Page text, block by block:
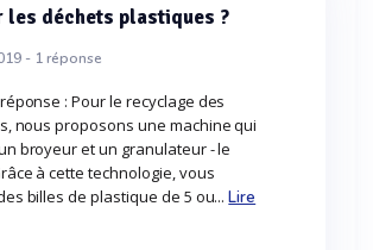
les déchets plastiques ?
- 1réponse
: Pour le recyclage des
nous proposons une machine qui
broyeur et un granulateur - le
à cette technologie, vous
billes de plastique de 5 ou...Lire